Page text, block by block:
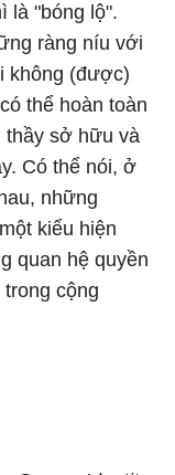
là "bóng lộ".
ràng níu với
không (được)
thể hoàn toàn
thầy sở hữu và
Có thể nói, ở
những
kiểu hiện
quan hệ quyền
cộng